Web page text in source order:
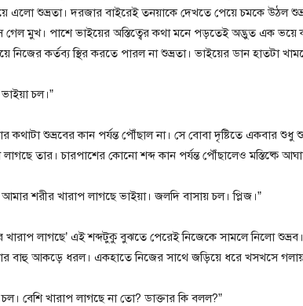
এলো শুভ্রতা। দরজার বাইরেই তনয়াকে দেখতে পেয়ে চমকে উঠল
গেল মুখ। পাশে ভাইয়ের অস্তিত্বের কথা মনে পড়তেই অদ্ভুত এক ভয়ে
নিজের কর্তব্য স্থির করতে পারল না শুভ্রতা। ভাইয়ের ডান হাতটা
চল।”
কথাটা শুভ্রবের কান পর্যন্ত পৌঁছাল না। সে বোবা দৃষ্টিতে একবার শুধু
লাগছে তার। চারপাশের কোনো শব্দ কান পর্যন্ত পৌঁছালেও মস্তিষ্কে
শরীর খারাপ লাগছে ভাইয়া। জলদি বাসায় চল। প্লিজ।”
খারাপ লাগছে’ এই শব্দটুকু বুঝতে পেরেই নিজেকে সামলে নিলো
বাহু আকড়ে ধরল। একহাতে নিজের সাথে জড়িয়ে ধরে খসখসে
বেশি খারাপ লাগছে না তো? ডাক্তার কি বলল?”